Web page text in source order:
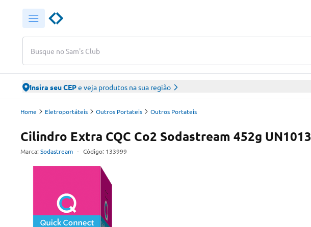
Busque no Sam's Club
Insira seu CEPe veja produtos na sua região
Home Eletroportáteis Outros Portateis Outros Portateis
Cilindro Extra CQC Co2 Sodastream 452g UN1013
Marca: Sodastream - Código: 133999